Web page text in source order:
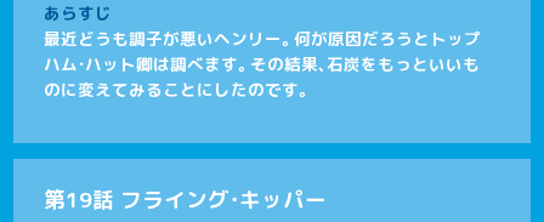
あらすじ
最近どうも調子が悪いヘンリー。何が原因だろうとトップ
ハム・ハット卿は調べます。その結果、石炭をもっといいも
のに変えてみることにしたのです。
第19話 フライング・キッパー